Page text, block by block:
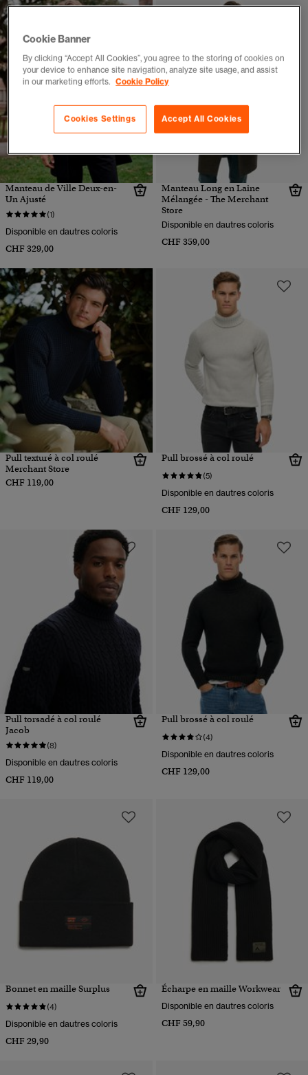
Manteau de Ville Deux-en-
Un Ajusté
(1)
Disponible en dautres coloris
CHF 329,00
Manteau Long en Laine
Mélangée - The Merchant
Store
Disponible en dautres coloris
CHF 359,00
Pull texturé à col roulé
Merchant Store
CHF 119,00
Pull brossé à col roulé
(5)
Disponible en dautres coloris
CHF 129,00
Pull torsadé à col roulé
Jacob
(8)
Disponible en dautres coloris
CHF 119,00
Pull brossé à col roulé
(4)
Disponible en dautres coloris
CHF 129,00
Bonnet en maille Surplus
(4)
Disponible en dautres coloris
CHF 29,90
Écharpe en maille Workwear
Disponible en dautres coloris
CHF 59,90
Cookie Banner
By clicking “Accept All Cookies”, you agree to the storing of cookies on
your device to enhance site navigation, analyze site usage, and assist
in our marketing efforts. Cookie Policy
Accept All Cookies
Cookies Settings